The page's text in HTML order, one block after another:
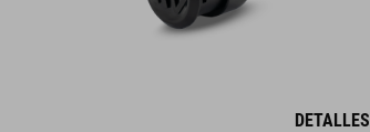
DETALLES